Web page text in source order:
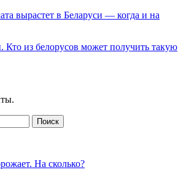
вырастет в Беларуси — когда и на
Кто из белорусов может получить такую
На сколько?